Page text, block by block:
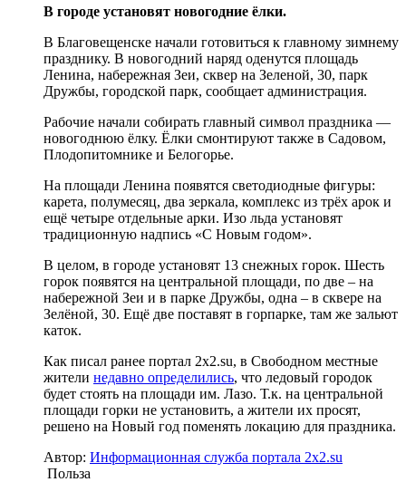
В городе установят новогодние ёлки.
В Благовещенске начали готовиться к главному зимнему
празднику. В новогодний наряд оденутся площадь
Ленина, набережная Зеи, сквер на Зеленой, 30, парк
Дружбы, городской парк, сообщает администрация.
Рабочие начали собирать главный символ праздника —
новогоднюю ёлку. Ёлки смонтируют также в Садовом,
Плодопитомнике и Белогорье.
На площади Ленина появятся светодиодные фигуры:
карета, полумесяц, два зеркала, комплекс из трёх арок и
ещё четыре отдельные арки. Изо льда установят
традиционную надпись «С Новым годом».
В целом, в городе установят 13 снежных горок. Шесть
горок появятся на центральной площади, по две – на
набережной Зеи и в парке Дружбы, одна – в сквере на
Зелёной, 30. Ещё две поставят в горпарке, там же зальют
каток.
Как писал ранее портал 2х2.su, в Свободном местные
жители недавно определились, что ледовый городок
будет стоять на площади им. Лазо. Т.к. на центральной
площади горки не установить, а жители их просят,
решено на Новый год поменять локацию для праздника.
Автор: Информационная служба портала 2x2.su
Польза